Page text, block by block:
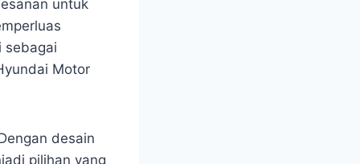
untuk
sebagai
Motor
desain
pilihan yang